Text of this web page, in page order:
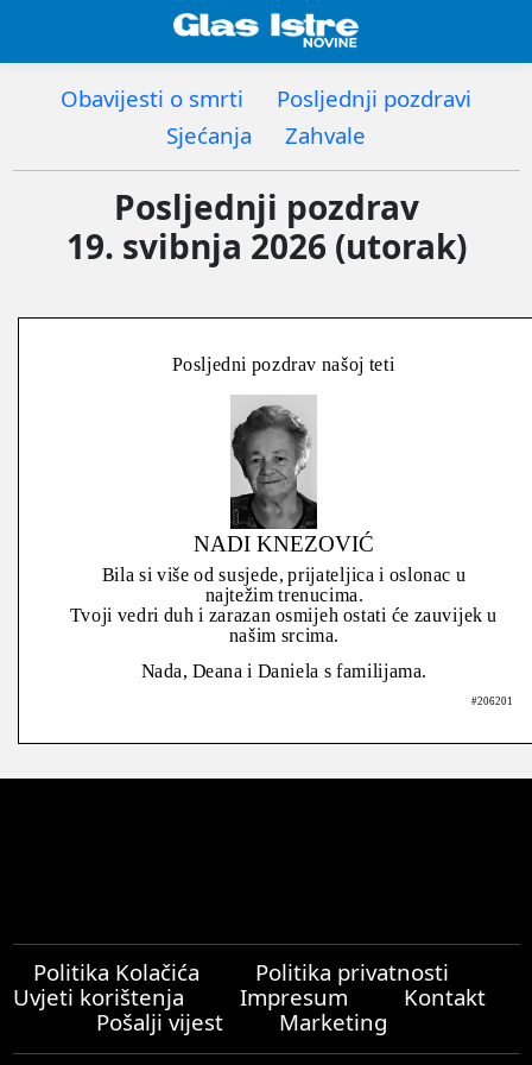
Obavijesti o smrti
Posljednji pozdravi
Sjećanja
Zahvale
Posljednji pozdrav
19. svibnja 2026 (utorak)
Posljedni pozdrav našoj teti
NADI KNEZOVIĆ
Bila si više od susjede, prijateljica i oslonac u
najtežim trenucima.
Tvoji vedri duh i zarazan osmijeh ostati će zauvijek u
našim srcima.
Nada, Deana i Daniela s familijama.
#206201
Politika Kolačića
Politika privatnosti
Uvjeti korištenja
Impresum
Kontakt
Pošalji vijest
Marketing